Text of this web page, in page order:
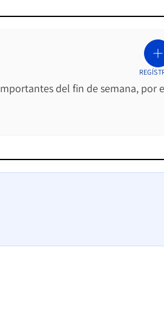
del fin de semana, por